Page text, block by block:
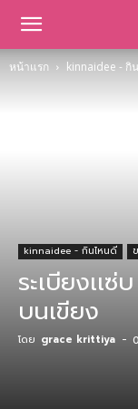
หน้าแรก kinnaidee - กิ
kinnaidee - กินไหนดี
ระเบียงเเ
บนเขียง
โดย grace krittiya -